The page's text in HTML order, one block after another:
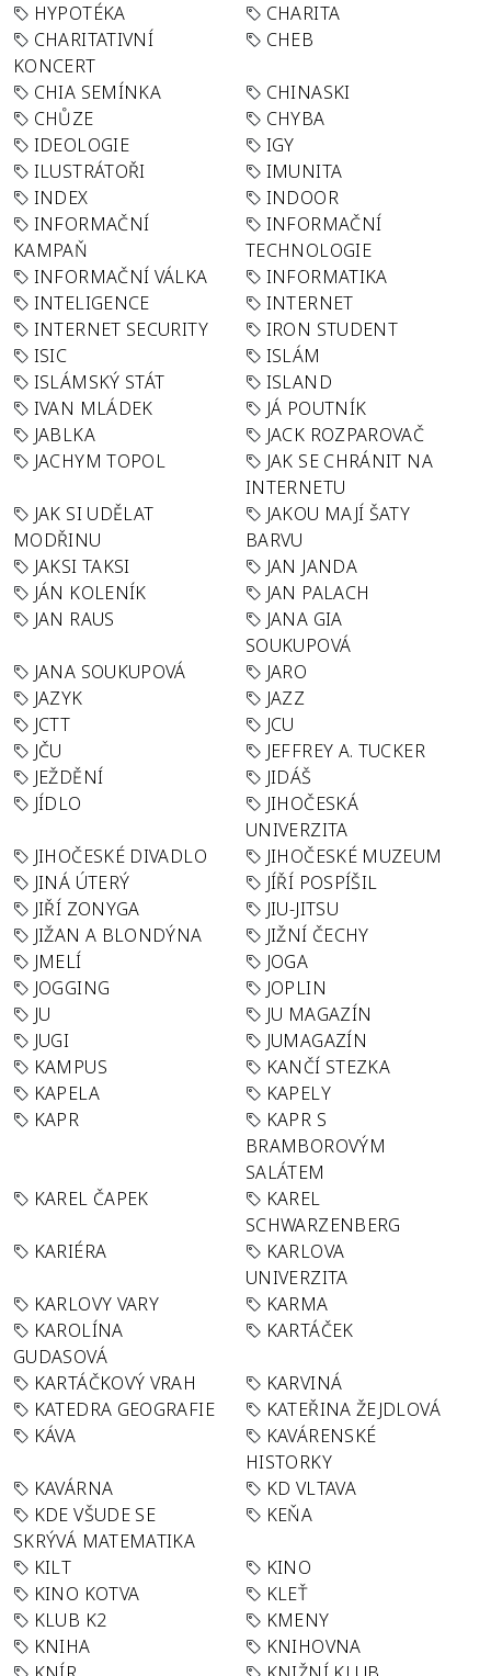
HYPOTÉKA
CHARITA
CHARITATIVNÍ
KONCERT
CHEB
CHIA SEMÍNKA
CHINASKI
CHŮZE
CHYBA
IDEOLOGIE
IGY
ILUSTRÁTOŘI
IMUNITA
INDEX
INDOOR
INFORMAČNÍ
KAMPAŇ
INFORMAČNÍ
TECHNOLOGIE
INFORMAČNÍ VÁLKA
INFORMATIKA
INTELIGENCE
INTERNET
INTERNET SECURITY
IRON STUDENT
ISIC
ISLÁM
ISLÁMSKÝ STÁT
ISLAND
IVAN MLÁDEK
JÁ POUTNÍK
JABLKA
JACK ROZPAROVAČ
JACHYM TOPOL
JAK SE CHRÁNIT NA
INTERNETU
JAK SI UDĚLAT
MODŘINU
JAKOU MAJÍ ŠATY
BARVU
JAKSI TAKSI
JAN JANDA
JÁN KOLENÍK
JAN PALACH
JAN RAUS
JANA GIA
SOUKUPOVÁ
JANA SOUKUPOVÁ
JARO
JAZYK
JAZZ
JCTT
JCU
JČU
JEFFREY A. TUCKER
JEŽDĚNÍ
JIDÁŠ
JÍDLO
JIHOČESKÁ
UNIVERZITA
JIHOČESKÉ DIVADLO
JIHOČESKÉ MUZEUM
JINÁ ÚTERÝ
JÍŘÍ POSPÍŠIL
JIŘÍ ZONYGA
JIU-JITSU
JIŽAN A BLONDÝNA
JIŽNÍ ČECHY
JMELÍ
JOGA
JOGGING
JOPLIN
JU
JU MAGAZÍN
JUGI
JUMAGAZÍN
KAMPUS
KANČÍ STEZKA
KAPELA
KAPELY
KAPR
KAPR S
BRAMBOROVÝM
SALÁTEM
KAREL ČAPEK
KAREL
SCHWARZENBERG
KARIÉRA
KARLOVA
UNIVERZITA
KARLOVY VARY
KARMA
KAROLÍNA
GUDASOVÁ
KARTÁČEK
KARTÁČKOVÝ VRAH
KARVINÁ
KATEDRA GEOGRAFIE
KATEŘINA ŽEJDLOVÁ
KÁVA
KAVÁRENSKÉ
HISTORKY
KAVÁRNA
KD VLTAVA
KDE VŠUDE SE
SKRÝVÁ MATEMATIKA
KEŇA
KILT
KINO
KINO KOTVA
KLEŤ
KLUB K2
KMENY
KNIHA
KNIHOVNA